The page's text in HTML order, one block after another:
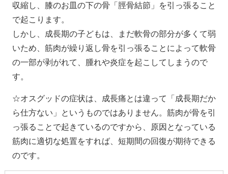
収縮し、膝のお皿の下の骨「脛骨結節」を引っ張ること
で起こります。
しかし、成長期の子どもは、まだ軟骨の部分が多くて弱
いため、筋肉が繰り返し骨を引っ張ることによって軟骨
の一部が剥がれて、腫れや炎症を起こしてしまうので
す。
☆オスグッドの症状は、成長痛とは違って「成長期だか
ら仕方ない」というものではありません。筋肉が骨を引
っ張ることで起きているのですから、原因となっている
筋肉に適切な処置をすれば、短期間の回復が期待できる
のです。